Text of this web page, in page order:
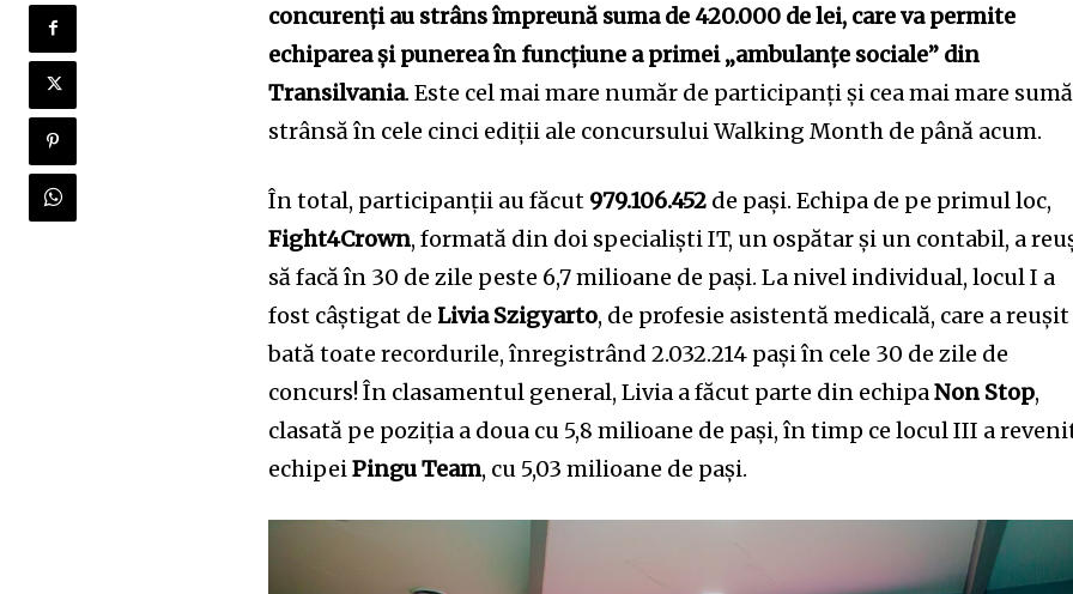
concurenți au strâns împreună suma de 420.000 de lei, care va permite
echiparea și punerea în funcțiune a primei „ambulanțe sociale” din
Transilvania. Este cel mai mare număr de participanți și cea mai mare sumă
strânsă în cele cinci ediții ale concursului Walking Month de până acum.
În total, participanții au făcut 979.106.452 de pași. Echipa de pe primul loc,
Fight4Crown, formată din doi specialiști IT, un ospătar și un contabil, a
să facă în 30 de zile peste 6,7 milioane de pași. La nivel individual, locul I a
fost câștigat de Livia Szigyarto, de profesie asistentă medicală, care a reușit
bată toate recordurile, înregistrând 2.032.214 pași în cele 30 de zile de
concurs! În clasamentul general, Livia a făcut parte din echipaNon Stop,
clasată pe poziția a doua cu 5,8 milioane de pași, în timp ce locul III a
echipeiPingu Team, cu 5,03 milioane de pași.